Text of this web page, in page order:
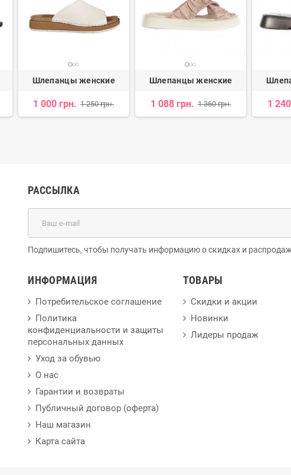
Шлепанцы женские
1 000 грн. 1 250 грн.
Шлепанцы женские
1 088 грн. 1 360 грн. 1
РАССЫЛКА
Подпишитесь, чтобы получать информацию о скидках и
ИНФОРМАЦИЯ
Потребительское соглашение
Политика
конфиденциальности и защиты
персональных данных
Уход за обувью
О нас
Гарантии и возвраты
Публичный договор (оферта)
Наш магазин
Карта сайта
ТОВАРЫ
Скидки и акции
Новинки
Лидеры продаж